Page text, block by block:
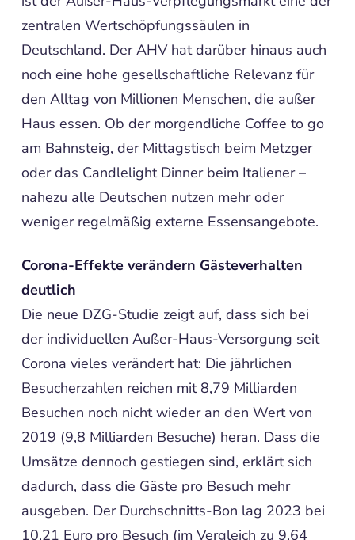
zentralen Wertschöpfungssäulen in
Deutschland. Der AHV hat darüber hinaus auch
noch eine hohe gesellschaftliche Relevanz für
den Alltag von Millionen Menschen, die außer
Haus essen. Ob der morgendliche Coffee to go
am Bahnsteig, der Mittagstisch beim Metzger
oder das Candlelight Dinner beim Italiener –
nahezu alle Deutschen nutzen mehr oder
weniger regelmäßig externe Essensangebote.
Corona-Effekte verändern Gästeverhalten
deutlich
Die neue DZG-Studie zeigt auf, dass sich bei
der individuellen Außer-Haus-Versorgung seit
Corona vieles verändert hat: Die jährlichen
Besucherzahlen reichen mit 8,79 Milliarden
Besuchen noch nicht wieder an den Wert von
2019 (9,8 Milliarden Besuche) heran. Dass die
Umsätze dennoch gestiegen sind, erklärt sich
dadurch, dass die Gäste pro Besuch mehr
ausgeben. Der Durchschnitts-Bon lag 2023 bei
10,21 Euro pro Besuch (im Vergleich zu 9,64